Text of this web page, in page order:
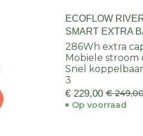
ECOFLOW
SMART EXTRA
EB300 (286WH)
286Wh extra
Mobiele stroom
Snel
3
€ 229,00 €
Op voorraad